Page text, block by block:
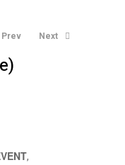
Prev Next
,